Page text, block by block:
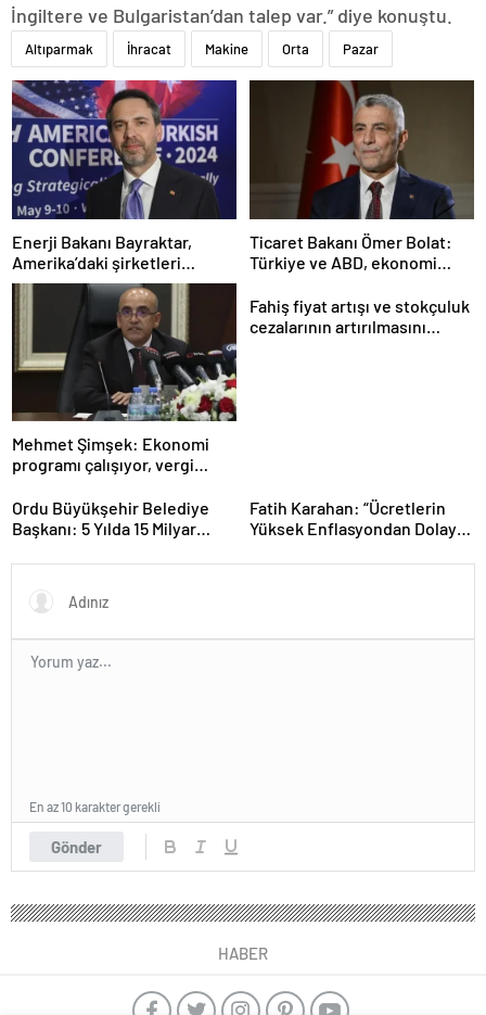
İngiltere ve Bulgaristan’dan talep var.” diye konuştu.
Altıparmak İhracat Makine Orta Pazar
Enerji Bakanı Bayraktar,
Amerika’daki şirketleri
Türkiye’de yatırım yapmaya
çağırdı
Ticaret Bakanı Ömer Bolat:
Türkiye ve ABD, ekonomi
konusunda kararlı
Mehmet Şimşek: Ekonomi
programı çalışıyor, vergi
Fahiş fiyat artışı ve stokçuluk
cezalarının artırılmasını
Ordu Büyükşehir Belediye
Başkanı: 5 Yılda 15 Milyar
Fatih Karahan: “Ücretlerin
Yüksek Enflasyondan Dolayı
Enflasyonu Düşürürsek Kalıcı
Gönder
En az 10 karakter gerekli
HABER